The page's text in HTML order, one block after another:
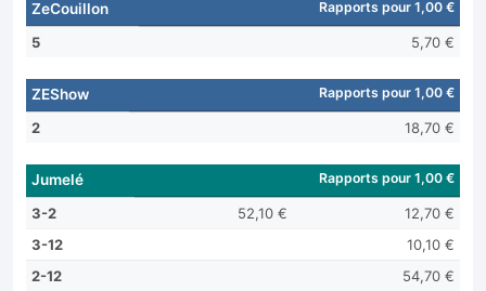
ZeCouillon Rapports pour 1,00 €
5 5,70 €
ZEShow Rapports pour 1,00 €
2 18,70 €
Jumelé Rapports pour 1,00 €
3-2 52,10 €
12,70 €
3-12
10,10 €
2-12
54,70 €